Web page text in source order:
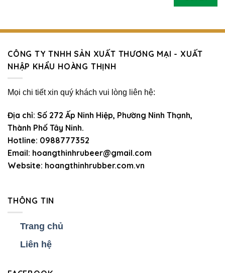
CÔNG TY TNHH SẢN XUẤT THƯƠNG MẠI - XUẤT
NHẬP KHẨU HOÀNG THỊNH
Mọi chi tiết xin quý khách vui lòng liên hệ:
Địa chỉ: Số 272 Ấp Ninh Hiệp, Phường Ninh Thạnh,
Thành Phố Tây Ninh.
Hotline: 0988777352
Email: hoangthinhrubeer@gmail.com
Website: hoangthinhrubber.com.vn
THÔNG TIN
Trang chủ
Liên hệ